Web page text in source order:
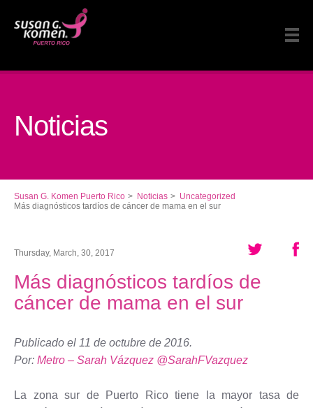
Noticias
Susan G. Komen Puerto Rico Noticias
Uncategorized
Más diagnósticos tardíos de cáncer de mama en el sur
Thursday, March, 30, 2017
Más diagnósticos tardíos de
cáncer de mama en el sur
Publicado el 11 de octubre de 2016.
Por: Metro – Sarah Vázquez @SarahFVazquez
La zona sur de Puerto Rico tiene la mayor tasa de